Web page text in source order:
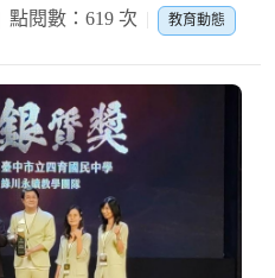
點閱數：619 次 教育動態